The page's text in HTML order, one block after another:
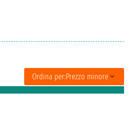
Ordina per:Prezzo minore